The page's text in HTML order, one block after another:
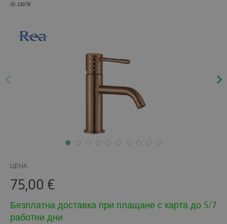
ID: 13076
ЦЕНА
75,00 €
Безплатна доставка при плащане с карта до 5/7
работни дни